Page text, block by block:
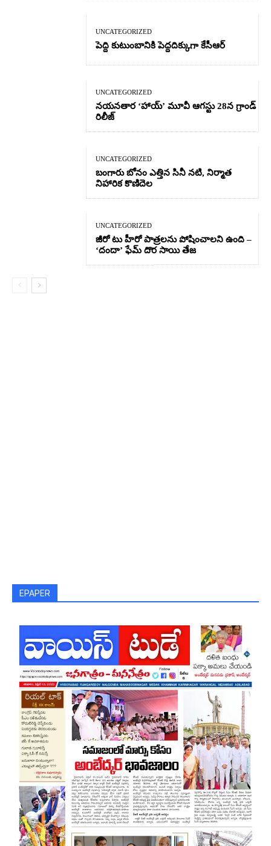
UNCATEGORIZED
పెద్ది కుటుంబానికి పెద్దదిక్కుగా కేసీఆర్
UNCATEGORIZED
నయనతార ‘హాయ్’ మూవీ ఆగస్టు 28న గ్రాండ్
రిలీజ్
UNCATEGORIZED
బంగారు బోనం ఎత్తిన సినీ నటి, నిర్మాత
నిహారిక కొణిదెల
UNCATEGORIZED
జీరో టు హీరో పాత్రలను పోషించాలని ఉంది –
‘దందా’ ఫేమ్ దొర సాయి తేజ
EPAPER